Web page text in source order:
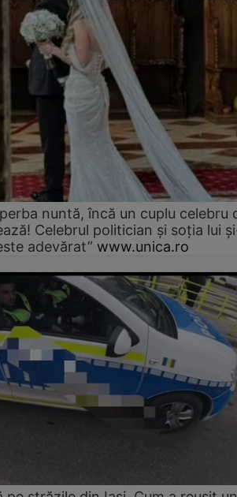
nuntă, încă un cuplu celebru
Celebrul politician și soția lui
adevărat” www.unica.ro